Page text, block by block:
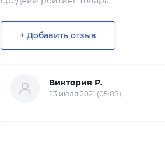
+ Добавить отзыв
Виктория Р.
23 июля 2021 (05:08)